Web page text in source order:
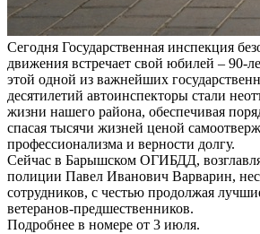
Сегодня Государственная инспекция
движения встречает свой юбилей – 90-
этой одной из важнейших
десятилетий автоинспекторы стали
жизни нашего района, обеспечивая
спасая тысячи жизней ценой
профессионализма и верности долгу.
Сейчас в Барышском ОГИБДД,
полиции Павел Иванович Варварин,
сотрудников, с честью продолжая
ветеранов-предшественников.
Подробнее в номере от 3 июля.